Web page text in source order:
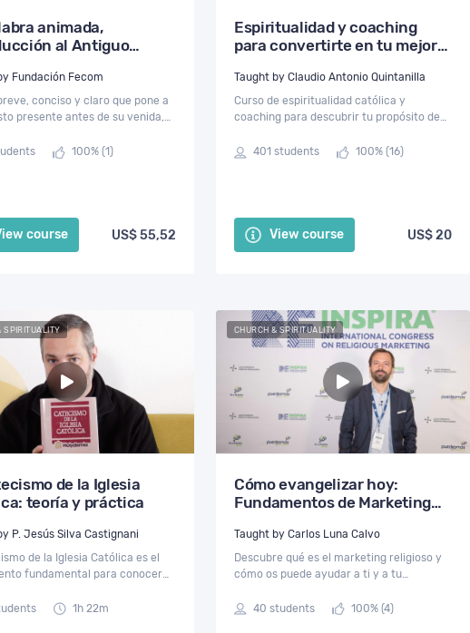
animada,
al Antiguo
Taught by Fundación Fecom
conciso y claro que pone a
presente antes de su venida,
Antiguo Testamento.
100% (1)
course US$ 55,52
Espiritualidad y coaching
para convertirte en tu mejor
Taught by Claudio Antonio Quintanilla
Curso de espiritualidad católica y
coaching para descubrir tu propósito de
Dios convertirte en tu mejor versión
401 students 100% (16)
View course US$ 20
SPIRITUALITY
de la Iglesia
teoría y práctica
Taught by P. Jesús Silva Castignani
de la Iglesia Católica es el
fundamental para conocer
en ellas. En este curso
1h 22m
CHURCH & SPIRITUALITY
Cómo evangelizar hoy:
Fundamentos de Marketing
Taught by Carlos Luna Calvo
Descubre qué es el marketing religioso y
cómo os puede ayudar a ti y a tu
evangelizadora de la mano de Carlos
40 students 100% (4)